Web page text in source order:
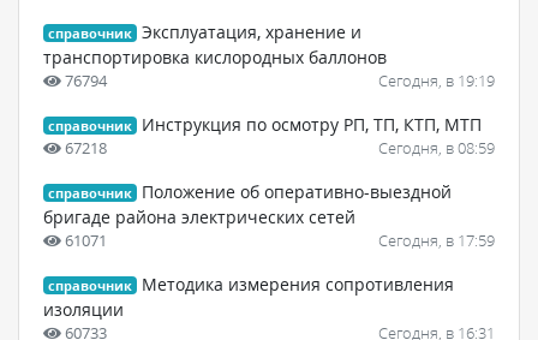
справочник Эксплуатация, хранение и
транспортировка кислородных баллонов
76794 Сегодня, в 19:19
справочник Инструкция по осмотру РП, ТП, КТП, МТП
67218 Сегодня, в 08:59
справочник
Положение об оперативно-выездной
бригаде района электрических сетей
61071 Сегодня, в 17:59
справочник
Методика измерения сопротивления
изоляции
60733 Сегодня, в 16:31